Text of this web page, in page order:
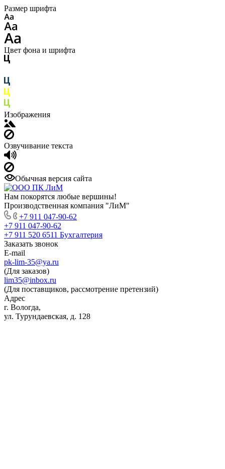
Размер шрифта
Цвет фона и шрифта
Изображения
Озвучивание текста
Обычная версия сайта
Нам покорятся любые вершины!
Производственная компания "ЛиМ"
+7 911 047-90-62
+7 911 047-90-62
+7 911 520 6511 Бухгалтерия
Заказать звонок
E-mail
pk-lim-35@ya.ru
(Для заказов)
lim35@inbox.ru
(Для поставщиков, рассмотрение претензий)
Адрес
г. Вологда,
ул. Турундаевская, д. 128